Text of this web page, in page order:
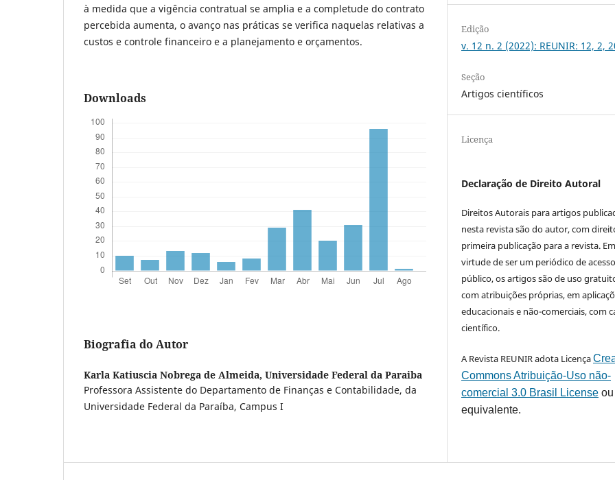
à medida que a vigência contratual se amplia e a completude do contrato
percebida aumenta, o avanço nas práticas se verifica naquelas relativas a
custos e controle financeiro e a planejamento e orçamentos.
Downloads
Biografia do Autor
Karla Katiuscia Nobrega de Almeida, Universidade Federal da Paraiba
Professora Assistente do Departamento de Finanças e Contabilidade, da
Universidade Federal da Paraíba, Campus I
Edição
v. 12 n. 2 (2022): REUNIR: 12, 2,
Seção
Artigos científicos
Licença
Declaração de Direito Autoral
Direitos Autorais para artigos
nesta revista são do autor, com
primeira publicação para a revista. Em
virtude de ser um periódico de acesso
público, os artigos são de uso
com atribuições próprias, em
educacionais e não-comerciais, com
científico.
A Revista REUNIR adota Licença
Commons Atribuição-Uso não-
comercial 3.0 Brasil License
equivalente.